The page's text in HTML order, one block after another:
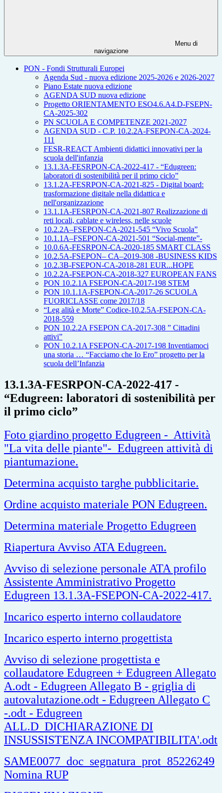
Menu di
navigazione
PON - Fondi Strutturali Europei
Agenda Sud - nuova edizione 2025-2026 e 2026-2027
Piano Estate nuova edizione
AGENDA SUD nuova edizione
Progetto ORIENTAMENTO ESO4.6.A4.D-FSEPN-
CA-2025-302
PN SCUOLA E COMPETENZE 2021-2027
AGENDA SUD - C.P. 10.2.2A-FSEPON-CA-2024-
111
FESR-REACT Ambienti didattici innovativi per la
scuola dell'infanzia
13.1.3A-FESRPON-CA-2022-417 - “Edugreen:
laboratori di sostenibilità per il primo ciclo”
13.1.2A-FESRPON-CA-2021-825 - Digital board:
trasformazione digitale nella didattica e
nell'organizzazione
13.1.1A-FESRPON-CA-2021-807 Realizzazione di
reti locali, cablate e wireless, nelle scuole
10.2.2A–FSEPON-CA-2021-545 “Vivo Scuola”
10.1.1A–FSEPON-CA-2021-501 “Social-mente”-
10.0.6A-FESRPON-CA-2020-185 SMART CLASS
10.2.5A-FSEPON– CA–2019-308 -BUSINESS KIDS
10.2.3B-FSEPON-CA-2018-281 EUR...HOPE
10.2.2A-FSEPON-CA-2018-327 EUROPEAN FANS
PON 10.2.1A FSEPON-CA-2017-198 STEM
PON 10.1.1A-FSEPON-CA-2017-26 SCUOLA
FUORICLASSE come 2017/18
“Leg alità e Morte” Codice-10.2.5A-FSEPON-CA-
2018-559
PON 10.2.2A FSEPON CA-2017-308 ” Cittadini
attivi”
PON 10.2.1A FSEPON-CA-2017-198 Inventiamoci
una storia … “Facciamo che Io Ero” progetto per la
scuola dell’Infanzia
13.1.3A-FESRPON-CA-2022-417 -
“Edugreen: laboratori di sostenibilità per
il primo ciclo”
Foto giardino progetto Edugreen - Attività
"La vita delle piante"- Edugreen attività di
piantumazione.
Determina acquisto targhe pubblicitarie.
Ordine acquisto materiale PON Edugreen.
Determina materiale Progetto Edugreen
Riapertura Avviso ATA Edugreen.
Avviso di selezione personale ATA profilo
Assistente Amministrativo Progetto
Edugreen 13.1.3A-FSEPON-CA-2022-417.
Incarico esperto interno collaudatore
Incarico esperto interno progettista
Avviso di selezione progettista e
collaudatore Edugreen + Edugreen Allegato
A.odt - Edugreen Allegato B - griglia di
autovalutazione.odt - Edugreen Allegato C
-.odt - Edugreen
ALL.D_DICHIARAZIONE DI
INSUSSISTENZA INCOMPATIBILITA'.odt
SAME0077_doc_segnatura_prot_85226249
Nomina RUP